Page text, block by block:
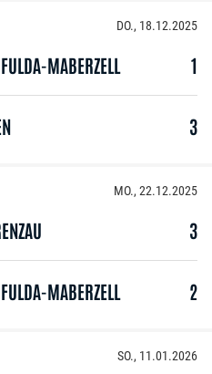
DO., 18.12.2025
MABERZELL 1
3
MO., 22.12.2025
3
MABERZELL 2
SO., 11.01.2026